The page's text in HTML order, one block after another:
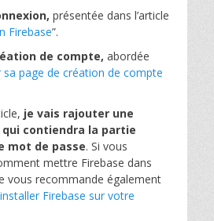
présentée dans l’article
Firebase”.
de compte, abordée
sa page de création de compte
je vais rajouter une
contiendra la partie
mot de passe. Si vous
mettre Firebase dans
vous recommande également
Firebase sur votre